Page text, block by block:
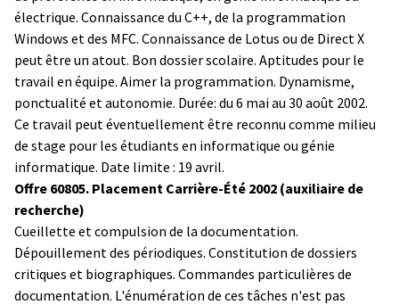
électrique. Connaissance du C++, de la programmation
Windows et des MFC. Connaissance de Lotus ou de Direct X
peut être un atout. Bon dossier scolaire. Aptitudes pour le
travail en équipe. Aimer la programmation. Dynamisme,
ponctualité et autonomie. Durée: du 6 mai au 30 août 2002.
Ce travail peut éventuellement être reconnu comme milieu
de stage pour les étudiants en informatique ou génie
informatique. Date limite : 19 avril.
Offre 60805. Placement Carrière-Été 2002 (auxiliaire de
recherche)
Cueillette et compulsion de la documentation.
Dépouillement des périodiques. Constitution de dossiers
critiques et biographiques. Commandes particulières de
documentation. L'énumération de ces tâches n'est pas